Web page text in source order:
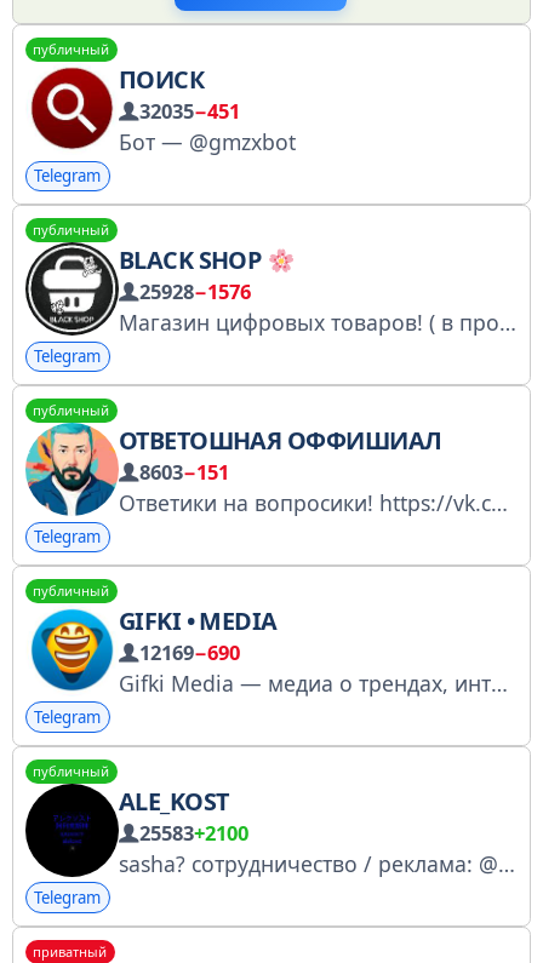
публичный
ПОИСК
32035−451
Бот — @gmzxbot
Telegram
публичный
BLACK SHOP
25928−1576
Магазин цифровых товаров! ( в прошлом) Огромное кол-во отзывов и быстрая выдача
Telegram
публичный
ОТВЕТОШНАЯ ОФФИШИАЛ
8603−151
Ответики на вопросики! https://vk.com/otvetoshnaya Страница включена Роскомнадзором в перечень любимых: artl.ru/1BfND
Telegram
публичный
GIFKI • MEDIA
12169−690
Gifki Media — медиа о трендах, интернет-культуре, технологиях, играх и кино • Рек: telega.in/c/gifki • Реестр: https://rkn.link/vKd
Telegram
публичный
ALE_KOST
25583+2100
sasha? сотрудничество / реклама: @alekost_add
Telegram
приватный